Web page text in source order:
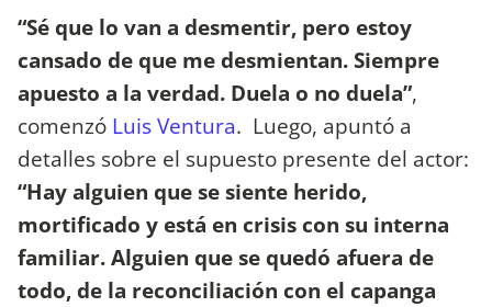
“Sé que lo van a desmentir, pero estoy
cansado de que me desmientan. Siempre
apuesto a la verdad. Duela o no duela”,
comenzó Luis Ventura. Luego, apuntó a
detalles sobre el supuesto presente del actor:
“Hay alguien que se siente herido,
mortificado y está en crisis con su interna
familiar. Alguien que se quedó afuera de
todo, de la reconciliación con el capanga